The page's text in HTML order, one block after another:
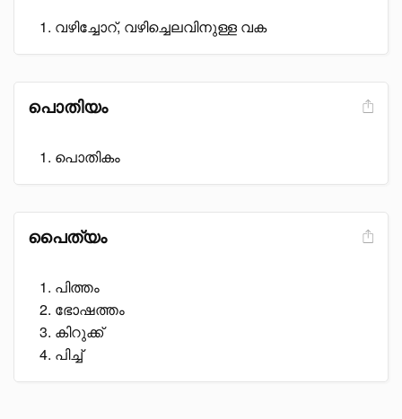
വഴിച്ചോറ്, വഴിച്ചെലവിനുള്ള വക
പൊതിയം
പൊതികം
പൈത്യം
പിത്തം
ഭോഷത്തം
കിറുക്ക്
പിച്ച്